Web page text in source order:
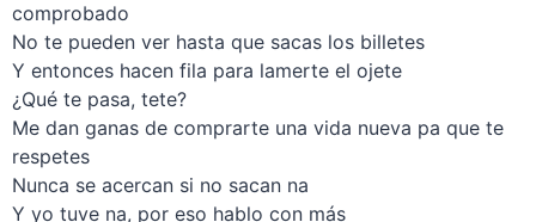
comprobado
No te pueden ver hasta que sacas los billetes
Y entonces hacen fila para lamerte el ojete
¿Qué te pasa, tete?
Me dan ganas de comprarte una vida nueva pa que te
respetes
Nunca se acercan si no sacan na
Y yo tuve na, por eso hablo con más